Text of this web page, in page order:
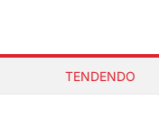
TENDENDO